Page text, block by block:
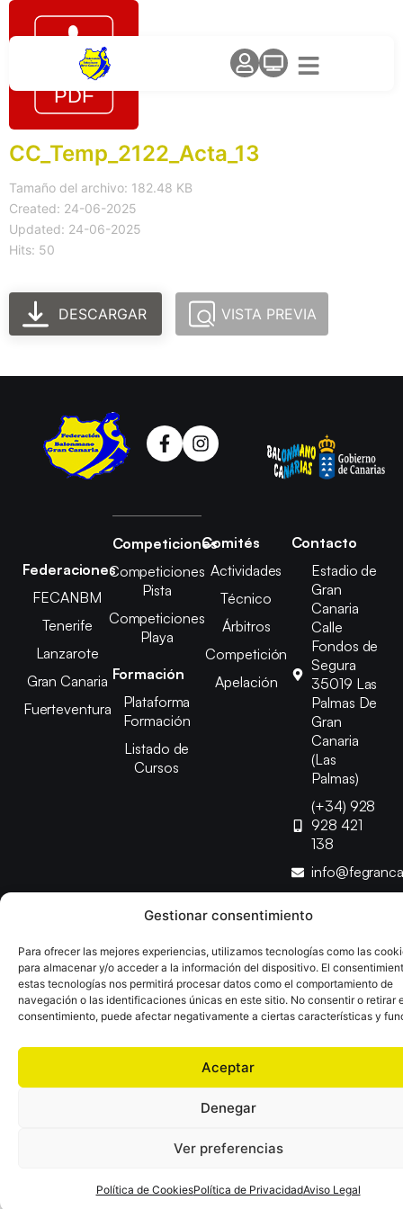
Gestionar consentimiento
Para ofrecer las mejores experiencias, utilizamos tecnologías como las
para almacenar y/o acceder a la información del dispositivo. El
estas tecnologías nos permitirá procesar datos como el comportamiento de
navegación o las identificaciones únicas en este sitio. No consentir o retirar
consentimiento, puede afectar negativamente a ciertas características y
Aceptar
Denegar
Ver preferencias
Política de CookiesPolítica de PrivacidadAviso Legal
CC_Temp_2122_Acta_13
Tamaño del archivo: 182.48 KB
Created: 24-06-2025
Updated: 24-06-2025
Hits: 50
DESCARGAR VISTA PREVIA
Federaciones
FECANBM
Tenerife
Lanzarote
Gran Canaria
Fuerteventura
Competiciones
Competiciones
Pista
Competiciones
Playa
Formación
Plataforma
Formación
Listado de
Cursos
Comités
Actividades
Técnico
Árbitros
Competición
Apelación
Contacto
Estadio de
Gran
Canaria
Calle
Fondos de
Segura
35019 Las
Palmas De
Gran
Canaria
(Las
Palmas)
(+34) 928
928 421
138
Desarrollado porTOOOLS
Aviso LegalPolítica de CookiesPolítica de Privacidad
Declaración de AccesibilidadPolítica de Ventas